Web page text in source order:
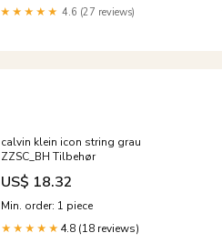
★★★★★ 4.6 (27 reviews)
calvin klein icon string grau
ZZSC_BH Tilbehør
US$ 18.32
Min. order: 1 piece
★★★★★ 4.8 (18 reviews)